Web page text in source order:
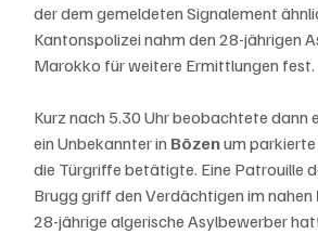
der dem gemeldeten Signalement
Kantonspolizei nahm den 28-jährigen
Marokko für weitere Ermittlungen fest.
Kurz nach 5.30 Uhr beobachtete dann
ein Unbekannter in Bözen um
die Türgriffe betätigte. Eine Patrouille
Brugg griff den Verdächtigen im nahen
28-jährige algerische Asylbewerber